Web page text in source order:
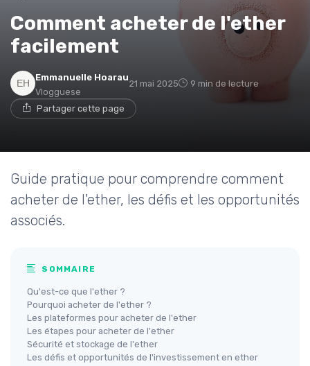
Comment acheter de l'ether
facilement
Emmanuelle Hoarau
Vlogguese
21 mai 2025 9 min de lecture
Partager cette page
Guide pratique pour comprendre comment
acheter de l'ether, les défis et les opportunités
associés.
SOMMAIRE
Qu'est-ce que l'ether ?
Pourquoi acheter de l'ether ?
Les plateformes pour acheter de l'ether
Les étapes pour acheter de l'ether
Sécurité et stockage de l'ether
Les défis et opportunités de l'investissement en ether